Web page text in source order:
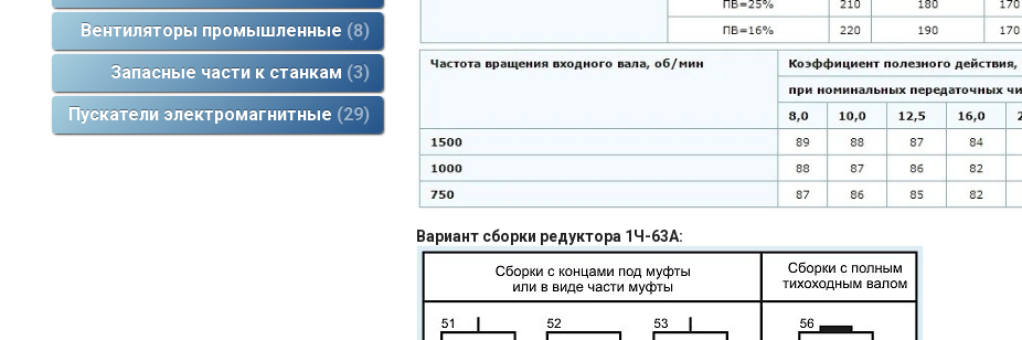
Вентиляторы промышленные
8
Запасные части к станкам 3
Пускатели электромагнитные
29
Вариант сборки редуктора 1Ч-63А: